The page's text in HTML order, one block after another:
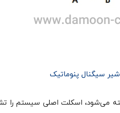
شیر سیگنال پنوماتیک
می‌شود، اسکلت اصلی سیستم را